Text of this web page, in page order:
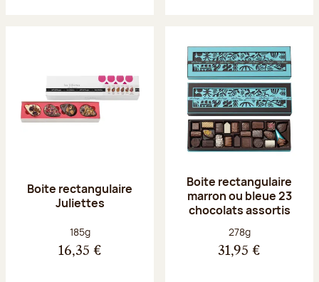
Boite rectangulaire
Juliettes
Poids net :
185g
16,35 €
Boite rectangulaire
marron ou bleue 23
chocolats assortis
Poids net :
278g
31,95 €